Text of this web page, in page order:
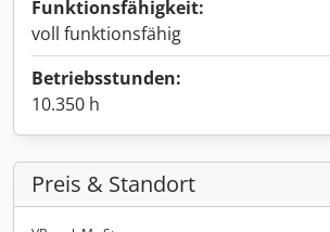
Funktionsfähigkeit:
voll funktionsfähig
Betriebsstunden:
10.350 h
Preis & Standort